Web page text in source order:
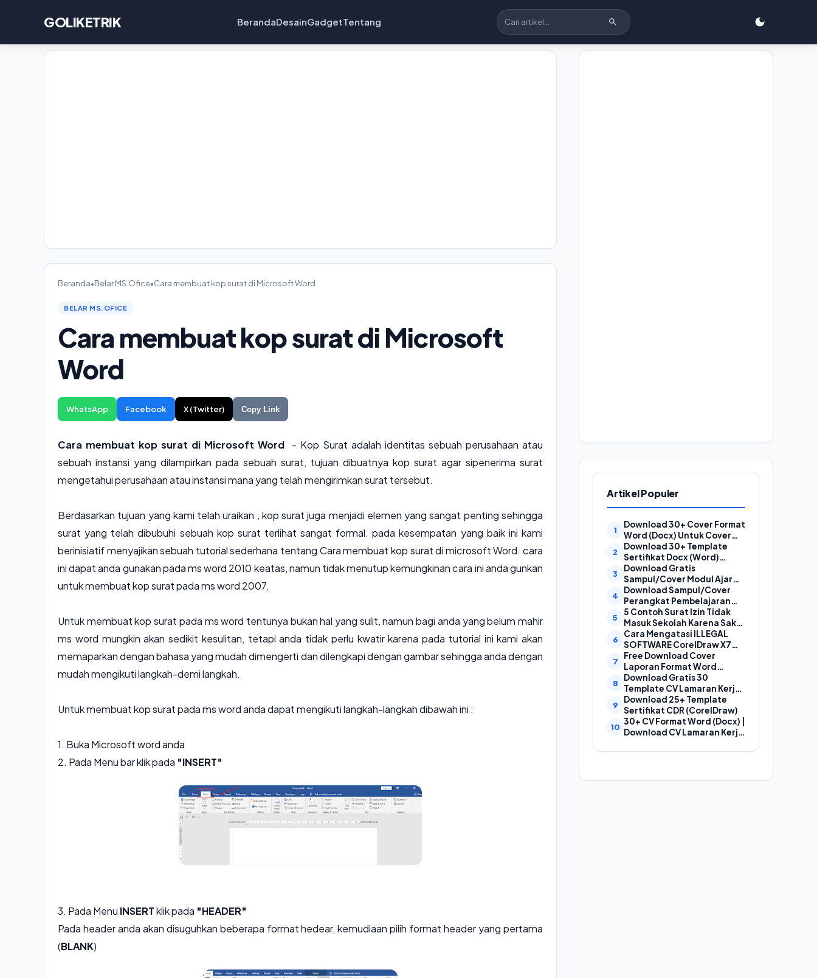
GOLIKETRIK BerandaDesainGadgetTentang
Beranda•Belar MS.Ofice•Cara membuat kop surat di Microsoft Word
BELAR MS.OFICE
Cara membuat kop surat di Microsoft
Word
WhatsApp Facebook X (Twitter) Copy Link
Cara membuat kop surat di Microsoft Word - Kop Surat adalah identitas sebuah perusahaan atau
sebuah instansi yang dilampirkan pada sebuah surat, tujuan dibuatnya kop surat agar sipenerima surat
mengetahui perusahaan atau instansi mana yang telah mengirimkan surat tersebut.
Berdasarkan tujuan yang kami telah uraikan , kop surat juga menjadi elemen yang sangat penting sehingga
surat yang telah dibubuhi sebuah kop surat terlihat sangat formal. pada kesempatan yang baik ini kami
berinisiatif menyajikan sebuah tutorial sederhana tentang Cara membuat kop surat di microsoft Word. cara
ini dapat anda gunakan pada ms word 2010 keatas, namun tidak menutup kemungkinan cara ini anda gunkan
untuk membuat kop surat pada ms word 2007.
Untuk membuat kop surat pada ms word tentunya bukan hal yang sulit, namun bagi anda yang belum mahir
ms word mungkin akan sedikit kesulitan, tetapi anda tidak perlu kwatir karena pada tutorial ini kami akan
memaparkan dengan bahasa yang mudah dimengerti dan dilengkapi dengan gambar sehingga anda dengan
mudah mengikuti langkah-demi langkah.
Untuk membuat kop surat pada ms word anda dapat mengikuti langkah-langkah dibawah ini :
1. Buka Microsoft word anda
2. Pada Menu bar klik pada "INSERT"
3. Pada Menu INSERTklik pada "HEADER"
Pada header anda akan disuguhkan beberapa format hedear, kemudiaan pilih format header yang pertama
(BLANK)
Artikel Populer
Download 30+ Cover Format
Word (Docx) Untuk Cover
Laporan, Cover Proposal,
dan Cover Makalah
Download 30+ Template
Sertifikat Docx (Word)
Gratis Bisa Edit
Download Gratis
Sampul/Cover Modul Ajar
Kurikulum Merdeka
SD,SMP,SMA,SMK Format
Doc (Ms Word)
Download Sampul/Cover
Perangkat Pembelajaran
Kurikulum Merdeka File
Word (Doc) | Contoh Cover
Kurikum Merdeka
5 Contoh Surat Izin Tidak
Masuk Sekolah Karena Sakit
yang Baik dan Benar
Cara Mengatasi ILLEGAL
SOFTWARE CorelDraw X7
Dan X8
Free Download Cover
Laporan Format Word
(Docx) Mudah Diedit, Cocok
Untuk Cover Laporan
Kegiatan, Makalah Dan
Proposal
Download Gratis 30
Template CV Lamaran Kerja
Kreatif (DOC) Bisa EDIT
Download 25+ Template
Sertifikat CDR (CorelDraw)
30+ CV Format Word (Docx) |
Download CV Lamaran Kerja
Bahasa Inggris